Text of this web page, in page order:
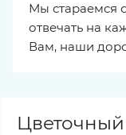
Мы стараемся
отвечать на
Вам, наши